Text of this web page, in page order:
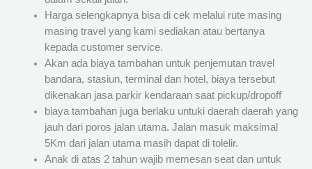
Harga selengkapnya bisa di cek melalui rute masing
masing travel yang kami sediakan atau bertanya
kepada customer service.
Akan ada biaya tambahan untuk penjemutan travel
bandara, stasiun, terminal dan hotel, biaya tersebut
dikenakan jasa parkir kendaraan saat pickup/dropoff
biaya tambahan juga berlaku untuki daerah daerah yang
jauh dari poros jalan utama. Jalan masuk maksimal
5Km dari jalan utama masih dapat di tolelir.
Anak di atas 2 tahun wajib memesan seat dan untuk